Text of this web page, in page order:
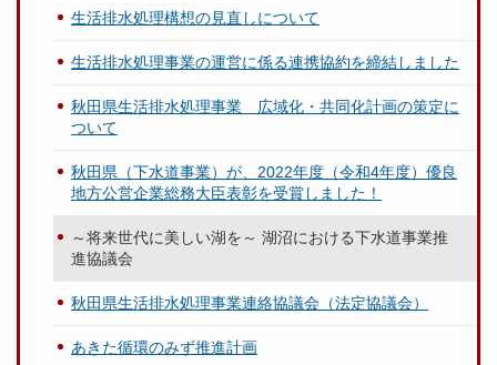
生活排水処理構想の見直しについて
生活排水処理事業の運営に係る連携協約を締結しました
秋田県生活排水処理事業 広域化・共同化計画の策定に
ついて
秋田県（下水道事業）が、2022年度（令和4年度）優良
地方公営企業総務大臣表彰を受賞しました！
～将来世代に美しい湖を～ 湖沼における下水道事業推
進協議会
秋田県生活排水処理事業連絡協議会（法定協議会）
あきた循環のみず推進計画